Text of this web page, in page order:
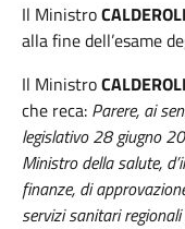
Il MinistroCALDEROLI
alla fine dell’esame
Il MinistroCALDEROLI
che reca: Parere, ai
legislativo 28 giugno
Ministro della salute,
finanze, di
servizi sanitari regionali